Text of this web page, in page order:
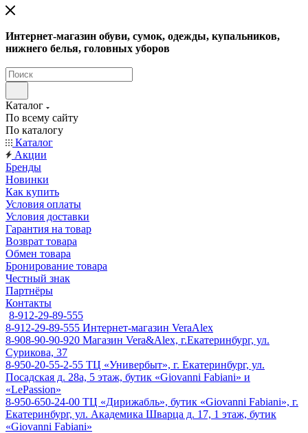
Интернет-магазин обуви, сумок, одежды, купальников,
нижнего белья, головных уборов
Каталог
По всему сайту
По каталогу
Каталог
Акции
Бренды
Новинки
Как купить
Условия оплаты
Условия доставки
Гарантия на товар
Возврат товара
Обмен товара
Бронирование товара
Честный знак
Партнёры
Контакты
8-912-29-89-555
8-912-29-89-555 Интернет-магазин VeraAlex
8-908-90-90-920 Магазин Vera&Alex, г.Екатеринбург, ул.
Сурикова, 37
8-950-20-55-2-55 ТЦ «Универбыт», г. Екатеринбург, ул.
Посадская д. 28а, 5 этаж, бутик «Giovanni Fabiani» и
«LePassion»
8-950-650-24-00 ТЦ «Дирижабль», бутик «Giovanni Fabiani», г.
Екатеринбург, ул. Академика Шварца д. 17, 1 этаж, бутик
«Giovanni Fabiani»